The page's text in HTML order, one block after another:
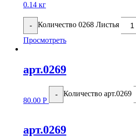
0.14 кг
- Количество 0268 Листья
Просмотреть
арт.0269
80.00 Р
- Количество арт.0269
арт.0269